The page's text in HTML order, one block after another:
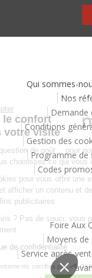
Qui sommes-
Nos
Demande
Conditions
Gestion des
Programme de
Codes
Foire Aux
Moyens de
Service après-
Vos
Continuer sans
Chez
commence dès
Leconfort, c'est une
pour nos cookies !
Nous utilisons des
navigation moelleuse
personnalisées à des
Besoin de changer
préférences à tout
Consulter notre